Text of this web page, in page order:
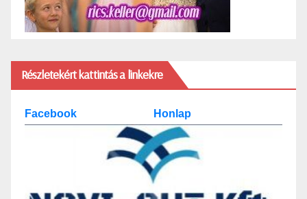
Részletekért kattintás a linkekre
Facebook Honlap